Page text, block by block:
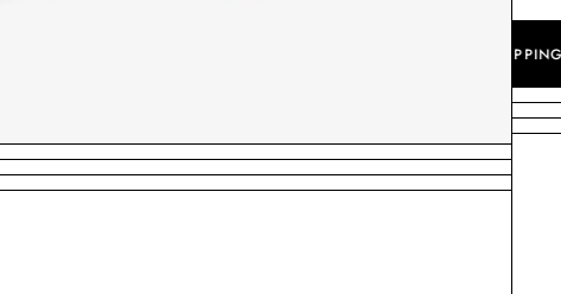
AGGIUNGI ALLA